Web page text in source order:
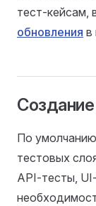
тест-кейсам,
обновления в
По
тестовых
API-тесты,